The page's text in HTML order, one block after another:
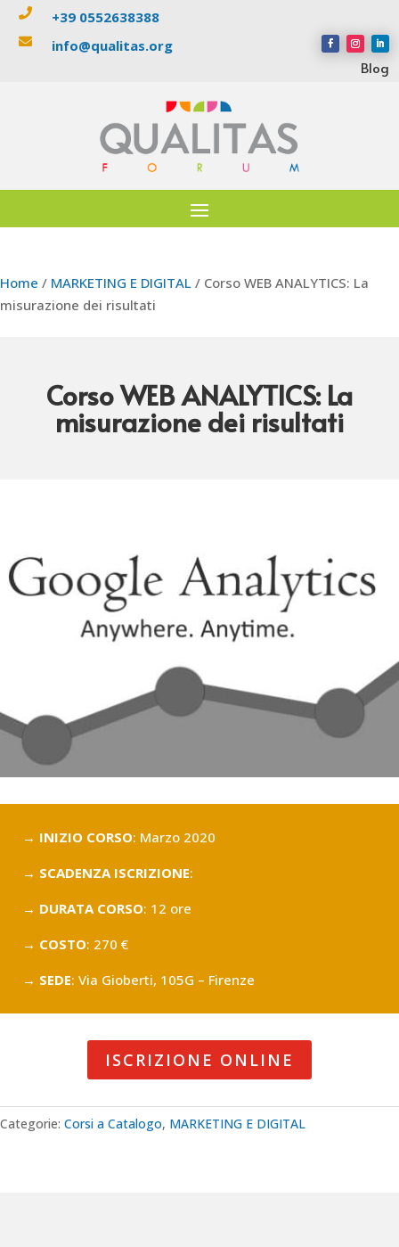
 +39 0552638388
 info@qualitas.org
Blog
Home / MARKETING E DIGITAL / Corso WEB ANALYTICS: La
misurazione dei risultati
Corso WEB ANALYTICS: La
misurazione dei risultati
→ INIZIO CORSO: Marzo 2020
→ SCADENZA ISCRIZIONE:
→ DURATA CORSO: 12 ore
→ COSTO: 270 €
→ SEDE: Via Gioberti, 105G – Firenze
ISCRIZIONE ONLINE
Categorie: Corsi a Catalogo, MARKETING E DIGITAL